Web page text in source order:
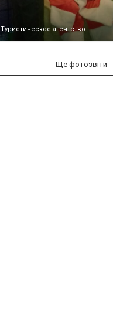
Туристическое агентство...
Ще фотозвіти